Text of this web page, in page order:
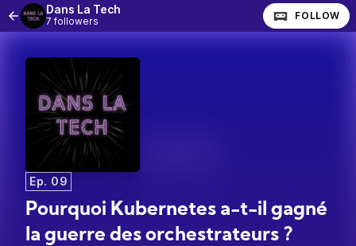
Dans La Tech
7 followers FOLLOW
Ep. 09
Pourquoi Kubernetes a-t-il gagné
la guerre des orchestrateurs ?